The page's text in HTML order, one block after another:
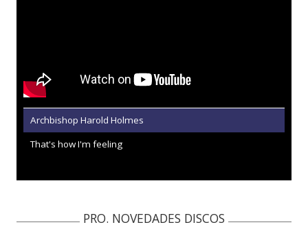
Archbishop Harold Holmes
That's how I'm feeling
PRO. NOVEDADES DISCOS